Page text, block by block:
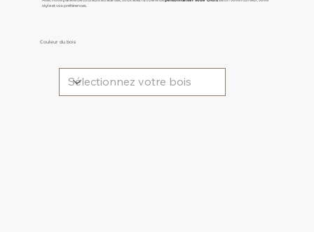
style et vos préférences.
Couleur du bois